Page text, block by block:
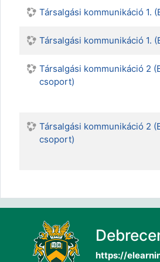
Társalgási kommunikáció 1.
Társalgási kommunikáció 1.
Társalgási kommunikáció 2
csoport)
Társalgási kommunikáció 2
csoport)
https://